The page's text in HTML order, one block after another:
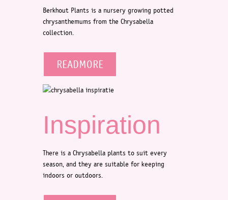
Berkhout Plants is a nursery growing potted
chrysanthemums from the Chrysabella
collection.
READMORE
Inspiration
There is a Chrysabella plants to suit every
season, and they are suitable for keeping
indoors or outdoors.